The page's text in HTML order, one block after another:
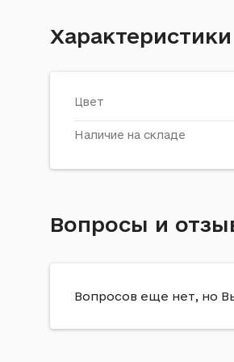
Характеристики
Цвет
Наличие на складе
Вопросы и
Вопросов еще нет, но